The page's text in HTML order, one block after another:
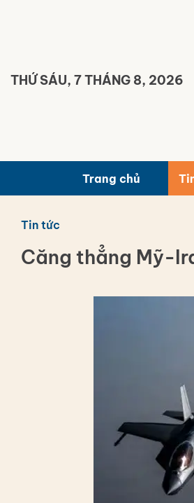
THỨ SÁU, 7 THÁNG 8, 2026
Trang chủ
Tin tức
Căng thẳng Mỹ-